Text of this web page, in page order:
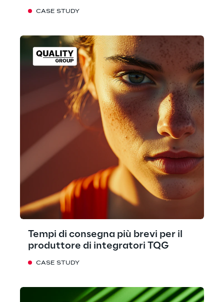
CASE STUDY
Tempi di consegna più brevi per il
produttore di integratori TQG
CASE STUDY